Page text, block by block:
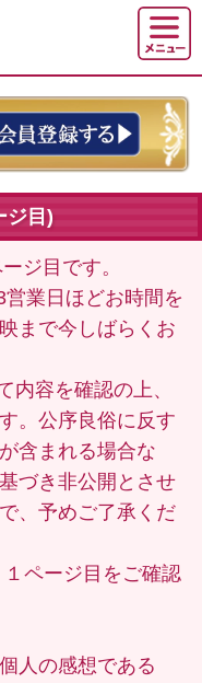
ジ目)
ジ目です。
業日ほどお時間を
まで今しばらくお
容を確認の上、
。公序良俗に反す
含まれる場合な
づき非公開とさせ
、予めご了承くだ
１ページ目 をご確認
人の感想である